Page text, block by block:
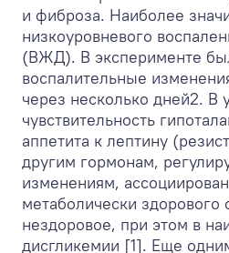
и фиброза. Наиболее
низкоуровневого
(ВЖД). В эксперименте
воспалительные
через несколько дней2. В
чувствительность
аппетита к лептину
другим гормонам,
изменениям,
метаболически
нездоровое, при этом в
дисгликемии [1]. Еще